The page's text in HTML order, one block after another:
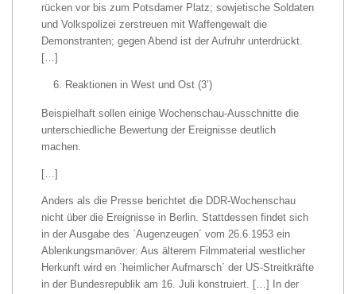
rücken vor bis zum Potsdamer Platz; sowjetische Soldaten
und Volkspolizei zerstreuen mit Waffengewalt die
Demonstranten; gegen Abend ist der Aufruhr unterdrückt.
[…]
Reaktionen in West und Ost (3’)
Beispielhaft sollen einige Wochenschau-Ausschnitte die
unterschiedliche Bewertung der Ereignisse deutlich
machen.
[…]
Anders als die Presse berichtet die DDR-Wochenschau
nicht über die Ereignisse in Berlin. Stattdessen findet sich
in der Ausgabe des `Augenzeugen´ vom 26.6.1953 ein
Ablenkungsmanöver: Aus älterem Filmmaterial westlicher
Herkunft wird en `heimlicher Aufmarsch´ der US-Streitkräfte
in der Bundesrepublik am 16. Juli konstruiert. […] In der